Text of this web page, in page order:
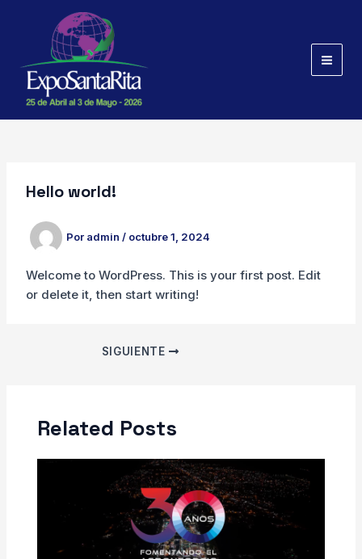
contenido
Hello world!
Por admin / octubre 1, 2024
Welcome to WordPress. This is your first post. Edit
or delete it, then start writing!
SIGUIENTE
Related Posts